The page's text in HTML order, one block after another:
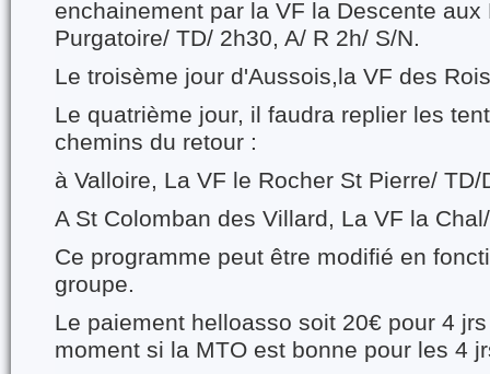
enchainement par la VF la Descente
Purgatoire/ TD/ 2h30, A/ R 2h/ S/N.
Le troisème jour d'Aussois,la VF des
Le quatrième jour, il faudra replier les
chemins du retour :
à Valloire, La VF le Rocher St Pierre/ TD/
A St Colomban des Villard, La VF la
Ce programme peut être modifié en
groupe.
Le paiement helloasso soit 20€ pour 4
moment si la MTO est bonne pour les 4